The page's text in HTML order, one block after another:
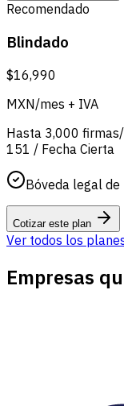
Recomendado
Blindado
$16,990
MXN/mes + IVA
Hasta 3,000
151 / Fecha Cierta
Bóveda legal de
Cotizar este plan
Ver todos los
Empresas